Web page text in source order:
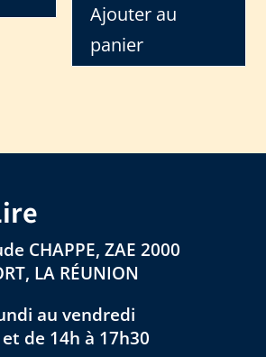
Ajouter au
panier
CHAPPE, ZAE 2000
LA RÉUNION
au vendredi
de 14h à 17h30